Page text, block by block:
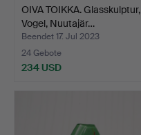
OIVA TOIKKA. Glasskulptur,
Vogel, Nuutajär…
Beendet 17. Jul 2023
24 Gebote
234 USD